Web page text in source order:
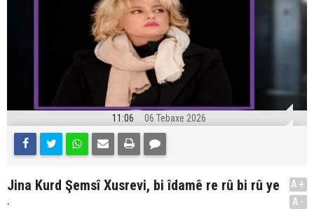
11:06 06 Tebaxe 2026
Jina Kurd Şemsî Xusrevi, bi îdamê re rû bi rû ye
.
A+
A-